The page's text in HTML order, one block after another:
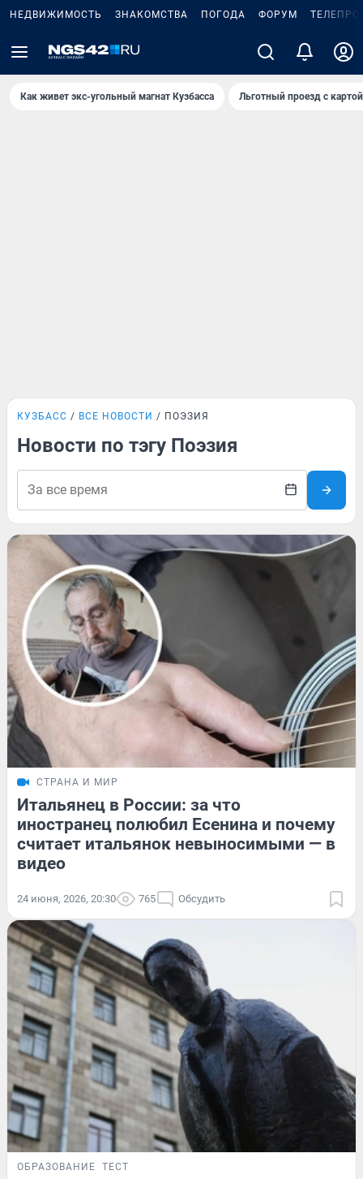
НЕДВИЖИМОСТЬ ЗНАКОМСТВА ПОГОДА ФОРУМ
Как живет экс-угольный магнат Кузбасса Льготный проезд с
КУЗБАСС ВСЕ НОВОСТИ ПОЭЗИЯ
Новости по тэгу Поэзия
СТРАНА И МИР
Итальянец в России: за что
иностранец полюбил Есенина и почему
считает итальянок невыносимыми — в
видео
24 июня, 2026, 20:30 765 Обсудить
ОБРАЗОВАНИЕ ТЕСТ